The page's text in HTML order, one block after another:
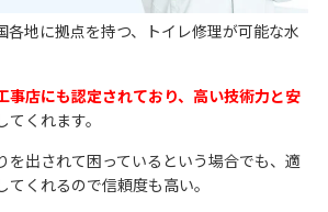
各地に拠点を持つ、トイレ修理が可能な水
事店にも認定されており、高い技術力と安
てくれます。
を出されて困っているという場合でも、適
くれるので信頼度も高い。